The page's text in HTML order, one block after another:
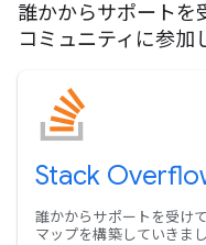
誰かからサポートを
コミュニティに参加
Stack
誰かからサポートを受け
マップを構築していきまし